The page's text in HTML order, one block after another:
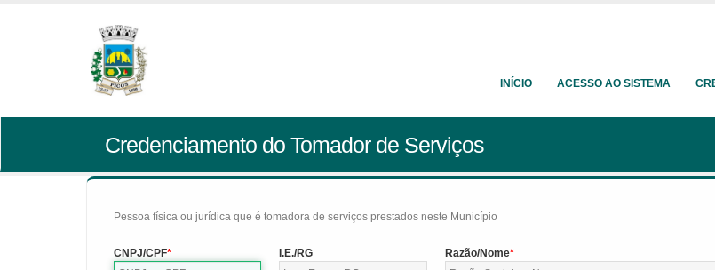
INÍCIO ACESSO AO SISTEMA
Credenciamento do Tomador de Serviços
Pessoa física ou jurídica que é tomadora de serviços prestados neste Município
CNPJ/CPF I.E./RG Razão/Nome